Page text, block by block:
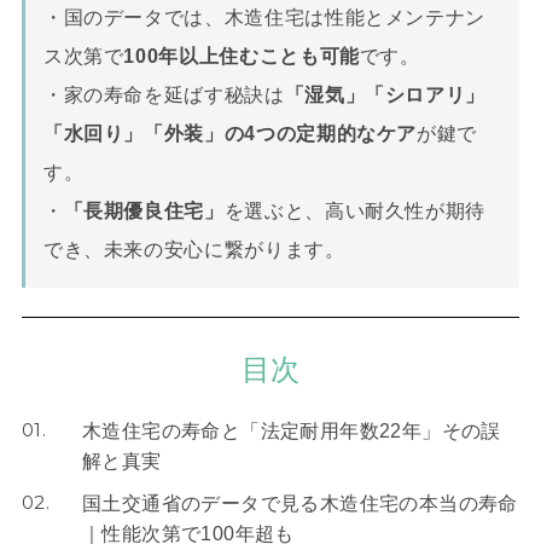
・国のデータでは、木造住宅は性能とメンテナン
ス次第で100年以上住むことも可能です。
・家の寿命を延ばす秘訣は 「湿気」「シロアリ」
「水回り」「外装」の4つの定期的なケアが鍵で
す。
・
「長期優良住宅」
を選ぶと、高い耐久性が期待
でき、未来の安心に繋がります。
目次
01.
木造住宅の寿命と「法定耐用年数22年」その誤
解と真実
02.
国土交通省のデータで見る木造住宅の本当の寿命
｜性能次第で100年超も